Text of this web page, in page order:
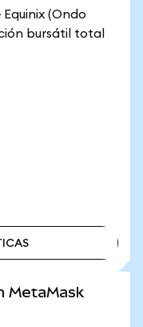
Equinix (Ondo
bursátil total
MetaMask